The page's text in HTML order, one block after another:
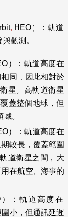
, HEO）：軌道
觀測。
）：軌道高度在
同，因此相對於
星。高軌道衛星
蓋整個地球，但
。
）：軌道高度在
較長，覆蓋範圍
道衛星之間，大
在航空、海事的
）：軌道高度在
小，但通訊延遲